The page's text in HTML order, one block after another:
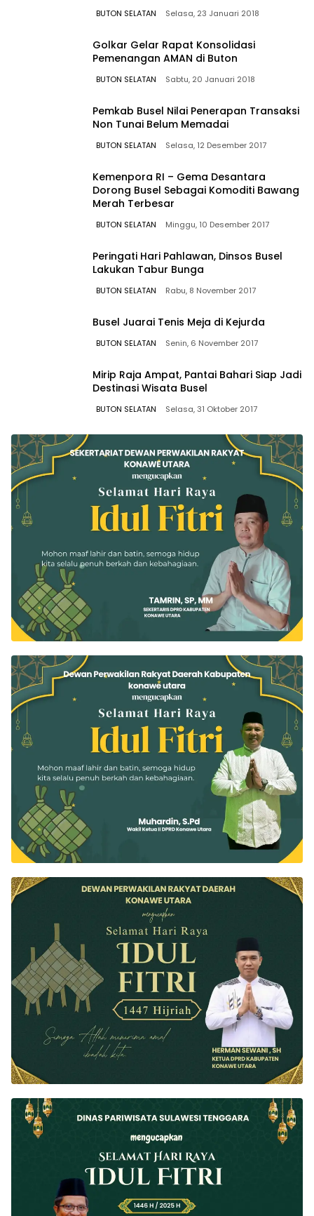
BUTON SELATAN Selasa, 23 Januari 2018
Golkar Gelar Rapat Konsolidasi
Pemenangan AMAN di Buton
BUTON SELATAN Sabtu, 20 Januari 2018
Pemkab Busel Nilai Penerapan Transaksi
Non Tunai Belum Memadai
BUTON SELATAN Selasa, 12 Desember 2017
Kemenpora RI – Gema Desantara
Dorong Busel Sebagai Komoditi Bawang
Merah Terbesar
BUTON SELATAN Minggu, 10 Desember 2017
Peringati Hari Pahlawan, Dinsos Busel
Lakukan Tabur Bunga
BUTON SELATAN Rabu, 8 November 2017
Busel Juarai Tenis Meja di Kejurda
BUTON SELATAN Senin, 6 November 2017
Mirip Raja Ampat, Pantai Bahari Siap Jadi
Destinasi Wisata Busel
BUTON SELATAN Selasa, 31 Oktober 2017